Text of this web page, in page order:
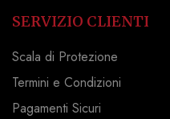
SERVIZIO CLIENTI
Scala di Protezione
Termini e Condizioni
Pagamenti Sicuri